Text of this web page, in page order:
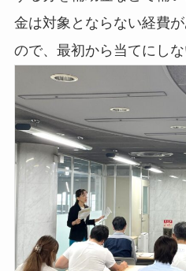
金は対象とならない経費
ので、最初から当てにしな